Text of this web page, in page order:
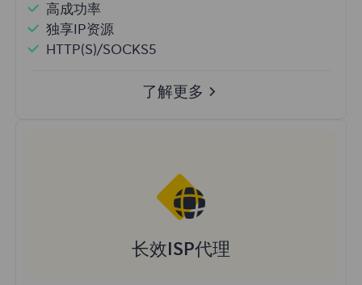
高成功率
独享IP资源
HTTP(S)/SOCKS5
了解更多
长效ISP代理